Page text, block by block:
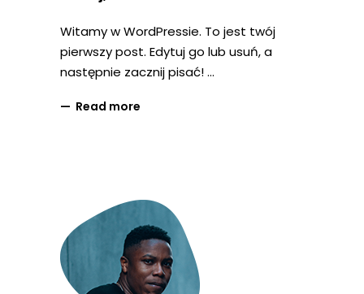
Witamy w WordPressie. To jest twój
pierwszy post. Edytuj go lub usuń, a
następnie zacznij pisać!
Read more